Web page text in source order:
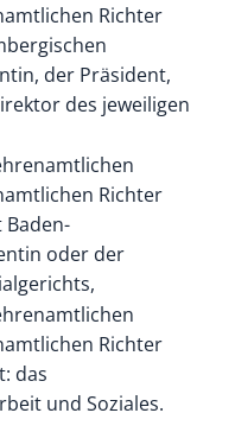
Richter
der Präsident,
des jeweiligen
Richter
oder der
Richter
das
und Soziales.